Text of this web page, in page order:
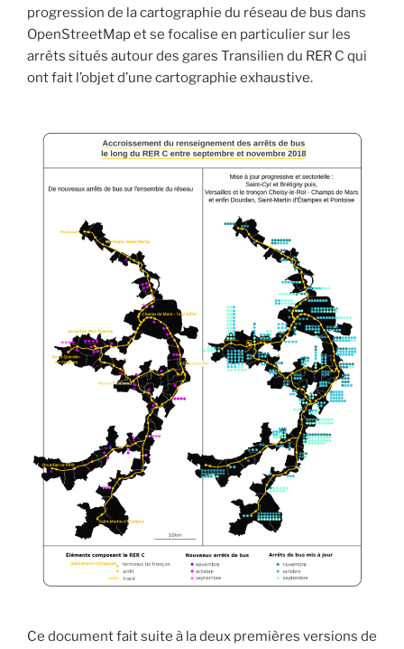
progression de la cartographie du réseau de bus dans
OpenStreetMap et se focalise en particulier sur les
arrêts situés autour des gares Transilien du RER C qui
ont fait l’objet d’une cartographie exhaustive.
Ce document fait suite à la deux premières versions de